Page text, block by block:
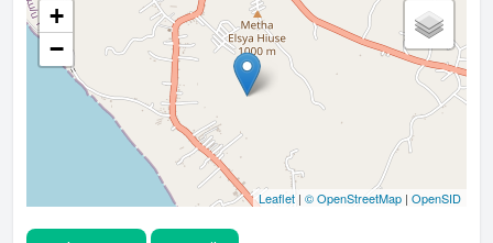
+
−
Leaflet | © OpenStreetMap | OpenSID